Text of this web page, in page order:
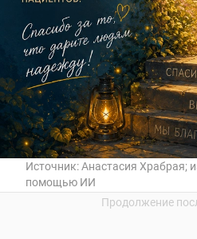
Источник:Анастасия Храбрая;
помощью ИИ